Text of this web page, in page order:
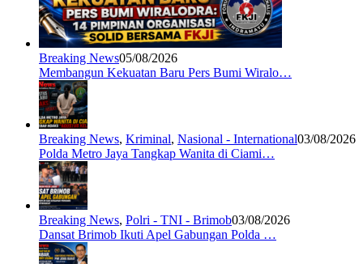
Breaking News05/08/2026
Membangun Kekuatan Baru Pers Bumi Wiralo…
Breaking News, Kriminal, Nasional - International03/08/2026
Polda Metro Jaya Tangkap Wanita di Ciami…
Breaking News, Polri - TNI - Brimob03/08/2026
Dansat Brimob Ikuti Apel Gabungan Polda …